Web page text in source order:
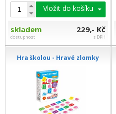
Vložit do košíku
skladem
dostupnost
229,- Kč
s DPH
Hra školou - Hravé zlomky